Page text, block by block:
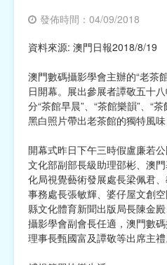
公民社團及同鄉會
國際
其他
發佈時間：04/09/2018
資料來源: 澳門日報2018/8/19
澳門數碼攝影學會主辦的“老茶
日開幕。展出參展者譚敬五十
分“茶館早晨”、“茶館樂韻”、“
黑白照片帶出老茶館的獨特風味
開幕式昨日下午三時假盧廉若
文化部副部長級助理邵彬、澳
化局視覺藝術發展處長梁佩君
事務處長張敏輝、婆仔屋文創
縣文化體育新聞出版局長陳金
攝影學會副會長任適，澳門數碼
理事長甄國富及譚敬等出席主禮